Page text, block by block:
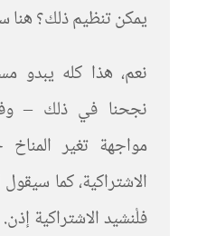
يمكن تنظيم ذلك؟ هنا
نعم، هذا كله يبدو
نجحنا في ذلك –
مواجهة تغير
الاشتراكية، كما
فلْنشيد الاشتراكية